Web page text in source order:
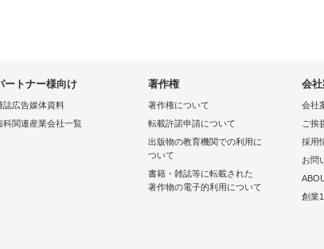
ートナー様向け
誌広告媒体資料
科関連産業会社一覧
著作権
著作権について
転載許諾申請について
出版物の教育機関での利用に
ついて
書籍・雑誌等に転載された
著作物の電子的利用について
会
会社
ご挨
採用
お問
創業